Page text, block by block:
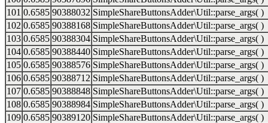
101 0.6585 90388032 SimpleShareButtonsAdder\Util::parse_args( )
102 0.6585 90388168 SimpleShareButtonsAdder\Util::parse_args( )
103 0.6585 90388304 SimpleShareButtonsAdder\Util::parse_args( )
104 0.6585 90388440 SimpleShareButtonsAdder\Util::parse_args( )
105 0.6585 90388576 SimpleShareButtonsAdder\Util::parse_args( )
106 0.6585 90388712 SimpleShareButtonsAdder\Util::parse_args( )
107 0.6585 90388848 SimpleShareButtonsAdder\Util::parse_args( )
108 0.6585 90388984 SimpleShareButtonsAdder\Util::parse_args( )
109 0.6585 90389120 SimpleShareButtonsAdder\Util::parse_args( )